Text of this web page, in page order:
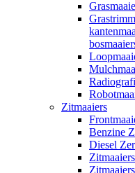
Zitmaaiers
Benzine
Diesel